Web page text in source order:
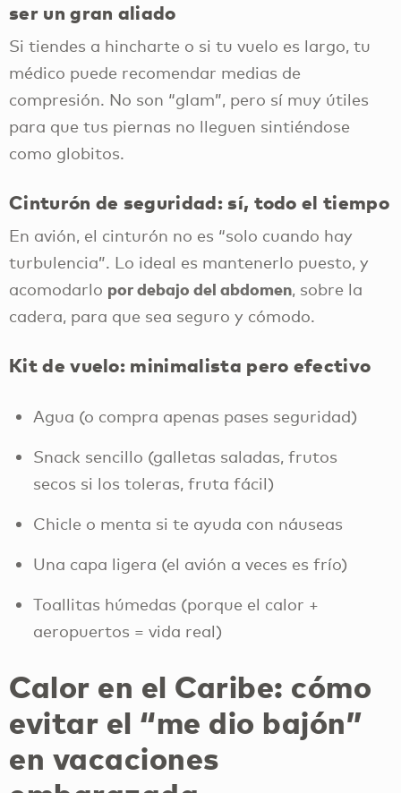
ser un gran aliado
Si tiendes a hincharte o si tu vuelo es largo, tu
médico puede recomendar medias de
compresión. No son “glam”, pero sí muy útiles
para que tus piernas no lleguen sintiéndose
como globitos.
Cinturón de seguridad: sí, todo el tiempo
En avión, el cinturón no es “solo cuando hay
turbulencia”. Lo ideal es mantenerlo puesto, y
acomodarlo por debajo del abdomen, sobre la
cadera, para que sea seguro y cómodo.
Kit de vuelo: minimalista pero efectivo
Agua (o compra apenas pases seguridad)
Snack sencillo (galletas saladas, frutos
secos si los toleras, fruta fácil)
Chicle o menta si te ayuda con náuseas
Una capa ligera (el avión a veces es frío)
Toallitas húmedas (porque el calor +
aeropuertos = vida real)
Calor en el Caribe: cómo
evitar el “me dio bajón”
en vacaciones